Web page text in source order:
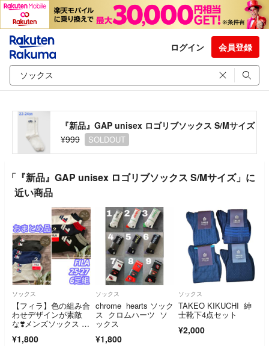
ログイン 会員登録
『新品』GAP unisex ロゴリブソックス S/Mサイズ
¥999
SOLDOUT
「『新品』GAP unisex ロゴリブソックス S/Mサイズ」に
近い商品
ソックス
【フィラ】色の組み合
わせデザインが素敵
な❣️メンズソックス 6
¥1,800
ソックス
chrome hearts ソック
ス クロムハーツ ソ
ックス
¥1,800
ソックス
TAKEO KIKUCHI 紳
士靴下4点セット
¥2,000